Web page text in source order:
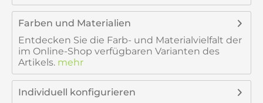
Farben und Materialien
Entdecken Sie die Farb- und Materialvielfalt der
im Online-Shop verfügbaren Varianten des
Artikels. mehr
Individuell konfigurieren